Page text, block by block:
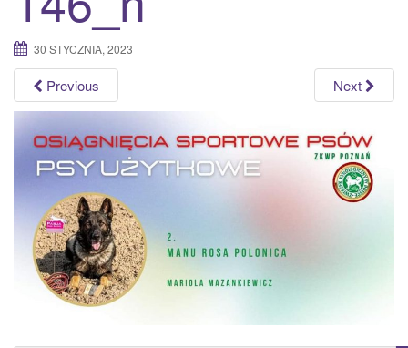
o
n
30 STYCZNIA, 2023
Previous Next